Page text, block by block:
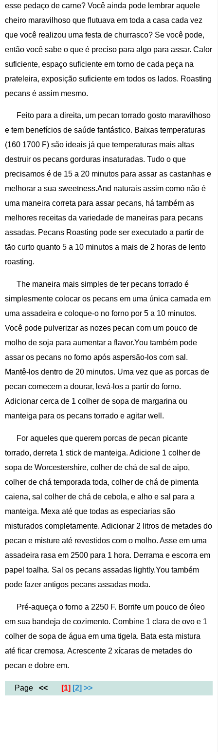
esse pedaço de carne? Você ainda pode lembrar aquele
cheiro maravilhoso que flutuava em toda a casa cada vez
que você realizou uma festa de churrasco? Se você pode,
então você sabe o que é preciso para algo para assar. Calor
suficiente, espaço suficiente em torno de cada peça na
prateleira, exposição suficiente em todos os lados. Roasting
pecans é assim mesmo.
Feito para a direita, um pecan torrado gosto maravilhoso
e tem benefícios de saúde fantástico. Baixas temperaturas
(160 1700 F) são ideais já que temperaturas mais altas
destruir os pecans gorduras insaturadas. Tudo o que
precisamos é de 15 a 20 minutos para assar as castanhas e
melhorar a sua sweetness.And naturais assim como não é
uma maneira correta para assar pecans, há também as
melhores receitas da variedade de maneiras para pecans
assadas. Pecans Roasting pode ser executado a partir de
tão curto quanto 5 a 10 minutos a mais de 2 horas de lento
roasting.
The maneira mais simples de ter pecans torrado é
simplesmente colocar os pecans em uma única camada em
uma assadeira e coloque-o no forno por 5 a 10 minutos.
Você pode pulverizar as nozes pecan com um pouco de
molho de soja para aumentar a flavor.You também pode
assar os pecans no forno após aspersão-los com sal.
Mantê-los dentro de 20 minutos. Uma vez que as porcas de
pecan comecem a dourar, levá-los a partir do forno.
Adicionar cerca de 1 colher de sopa de margarina ou
manteiga para os pecans torrado e agitar well.
For aqueles que querem porcas de pecan picante
torrado, derreta 1 stick de manteiga. Adicione 1 colher de
sopa de Worcestershire, colher de chá de sal de aipo,
colher de chá temporada toda, colher de chá de pimenta
caiena, sal colher de chá de cebola, e alho e sal para a
manteiga. Mexa até que todas as especiarias são
misturados completamente. Adicionar 2 litros de metades do
pecan e misture até revestidos com o molho. Asse em uma
assadeira rasa em 2500 para 1 hora. Derrama e escorra em
papel toalha. Sal os pecans assadas lightly.You também
pode fazer antigos pecans assadas moda.
Pré-aqueça o forno a 2250 F. Borrife um pouco de óleo
em sua bandeja de cozimento. Combine 1 clara de ovo e 1
colher de sopa de água em uma tigela. Bata esta mistura
até ficar cremosa. Acrescente 2 xícaras de metades do
pecan e dobre em.
Page << [1] [2] >>